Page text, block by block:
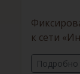
к сети
Подробно